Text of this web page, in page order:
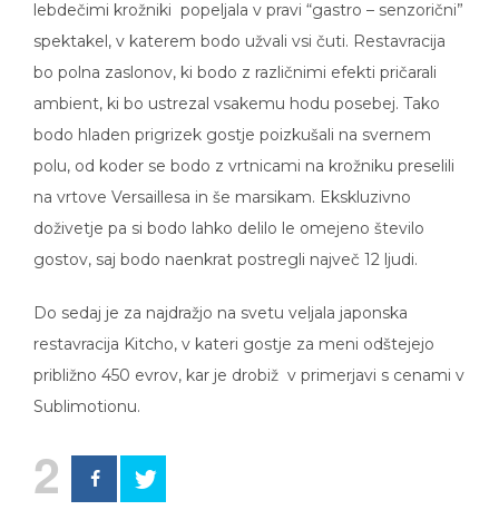
lebdečimi krožniki popeljala v pravi “gastro – senzorični”
spektakel, v katerem bodo užvali vsi čuti. Restavracija
bo polna zaslonov, ki bodo z različnimi efekti pričarali
ambient, ki bo ustrezal vsakemu hodu posebej. Tako
bodo hladen prigrizek gostje poizkušali na svernem
polu, od koder se bodo z vrtnicami na krožniku preselili
na vrtove Versaillesa in še marsikam. Ekskluzivno
doživetje pa si bodo lahko delilo le omejeno število
gostov, saj bodo naenkrat postregli največ 12 ljudi.
Do sedaj je za najdražjo na svetu veljala japonska
restavracija Kitcho, v kateri gostje za meni odštejejo
približno 450 evrov, kar je drobiž v primerjavi s cenami v
Sublimotionu.
2